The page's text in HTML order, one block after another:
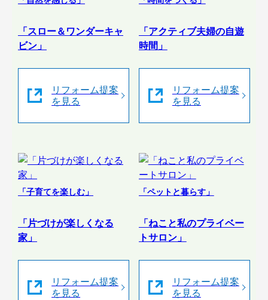
「スロー＆ワンダーキャ
ビン」
リフォーム提案
を見る
「アクティブ夫婦の自遊
時間」
リフォーム提案
を見る
「子育てを楽しむ」
「片づけが楽しくなる
家」
リフォーム提案
を見る
「ペットと暮らす」
「ねこと私のプライベー
トサロン」
リフォーム提案
を見る